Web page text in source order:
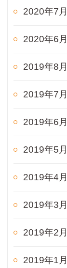
2020年7月
2020年6月
2019年8月
2019年7月
2019年6月
2019年5月
2019年4月
2019年3月
2019年2月
2019年1月